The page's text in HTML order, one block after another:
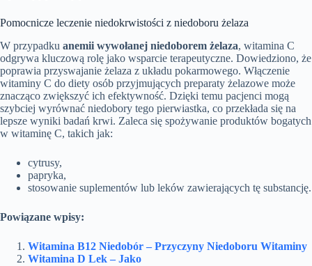
Pomocnicze leczenie niedokrwistości z niedoboru żelaza
W przypadku anemii wywołanej niedoborem żelaza, witamina C
odgrywa kluczową rolę jako wsparcie terapeutyczne. Dowiedziono, że
poprawia przyswajanie żelaza z układu pokarmowego. Włączenie
witaminy C do diety osób przyjmujących preparaty żelazowe może
znacząco zwiększyć ich efektywność. Dzięki temu pacjenci mogą
szybciej wyrównać niedobory tego pierwiastka, co przekłada się na
lepsze wyniki badań krwi. Zaleca się spożywanie produktów bogatych
w witaminę C, takich jak:
cytrusy,
papryka,
stosowanie suplementów lub leków zawierających tę substancję.
Powiązane wpisy:
Witamina B12 Niedobór – Przyczyny Niedoboru Witaminy
Witamina D Lek – Jako